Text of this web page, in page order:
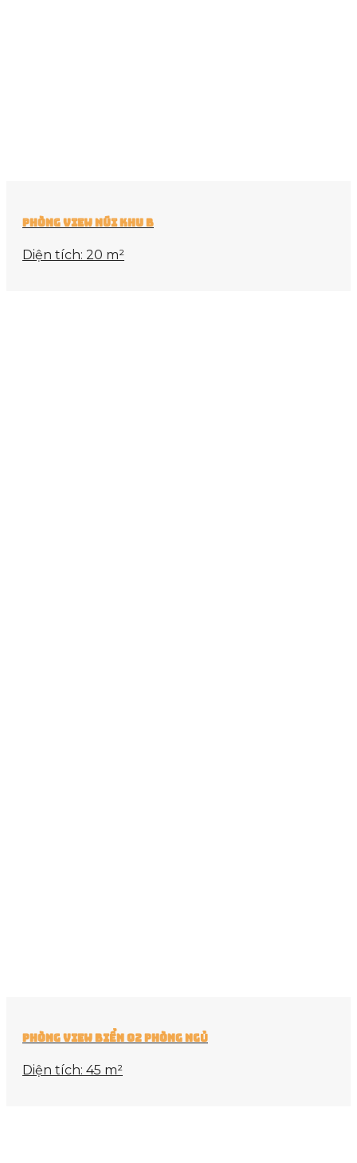
Phòng View Núi Khu B
Diện tích: 20 m²
Phòng view biển 02 phòng ngủ
Diện tích: 45 m²